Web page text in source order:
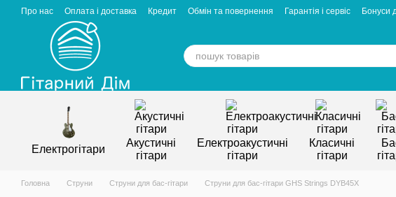
Перейти к основному контенту
Про нас Оплата і доставка Кредит Обмін та повернення Гарантія і сервіс Бонуси
Відгуки про магазин
Електрогітари
Акустичні
гітари
Електроакустичні
гітари
Класичні
гітари
Головна Струни Струни для бас-гітари Струни для бас-гітари GHS Strings DYB45X